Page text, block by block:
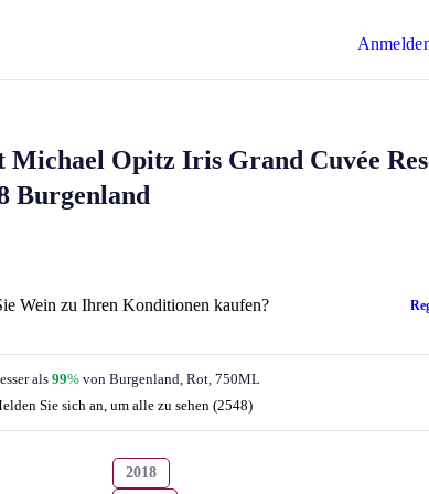
Wein zu Ihren Konditionen kaufen?
als 99% von Burgenland, Rot, 750ML
Sie sich an, um alle zu sehen (2548)
2018
Michael Opitz Iris Grand Cuvée
Burgenland